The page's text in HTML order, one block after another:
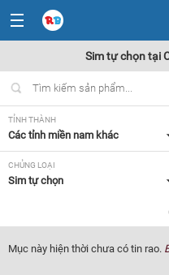
Sim tự chọn tại
TỈNH THÀNH
Các tỉnh miền nam khác
CHỦNG LOẠI
Sim tự chọn
Tất cả
Mục này hiện thời chưa có tin rao.